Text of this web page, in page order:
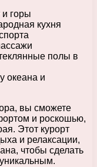
горы
кухня
полы в
океана и
вы сможете
и роскошью,
Этот курорт
и релаксации,
чтобы сделать